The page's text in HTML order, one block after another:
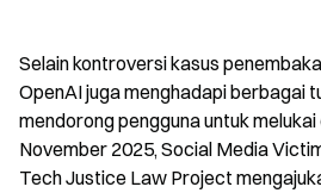
Selain kontroversi kasus
OpenAI juga menghadapi berbagai
mendorong pengguna untuk
November 2025, Social Media
Tech Justice Law Project